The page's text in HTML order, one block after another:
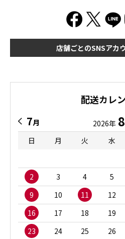
店舗ごとのSNSアカ
配送カレ
7月 2026年 8
日
月 火 水
2
3 4 5
9
10 11 12
16
17 18 19
23
24 25 26